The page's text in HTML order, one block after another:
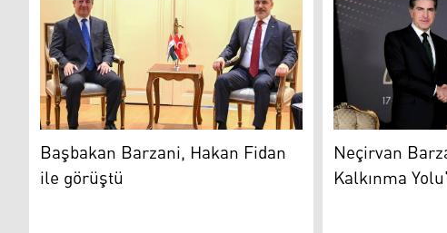
Başbakan Barzani, Hakan Fidan ile görüştü
Başbakan Barzani, Hakan Fidan
ile görüştü
Neçirvan
Neçirvan
Kalkınma